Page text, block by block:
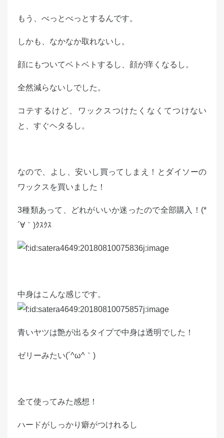
もう、べっとべっとするんです。
しかも、なかなか取れないし。
顔にもついてベトベトするし、顔が痒くなるし。
全然減らないしでした。
コテするけど、ワックスつけたくなくてつけない
と、すぐヘタるし。
なので、よし、安いし買ってしまえ！と ダイソーの
ワックスを買いました！
3種類あって、どれがいいか迷ったので全部購入！(*
´∀｀)ｸｽｸｽ
中身はこんな感じです。
青いヤツは艶が出るタイプで中身は透明でした！
ゼリーみたい(´^ω^｀)
全て使ってみた感想！
ハードがしっかり癖がつけれるし